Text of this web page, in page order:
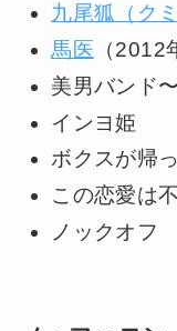
九尾狐（ク
馬医 （2012
美男バンド
インヨ姫
ボクスが帰
この恋愛は
ノックオフ